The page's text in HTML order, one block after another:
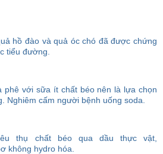
hồ đào và quả óc chó đã được chứng
tiểu đường.
phê với sữa ít chất béo nên là lựa chọn
Nghiêm cấm người bệnh uống soda.
thụ chất béo qua dầu thực vật,
không hydro hóa.